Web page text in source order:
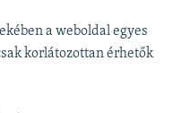
a weboldal egyes
korlátozottan érhetők